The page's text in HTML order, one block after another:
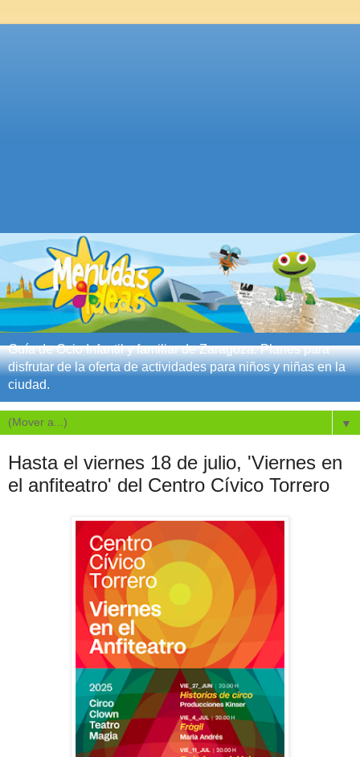
Guía de Ocio Infantil y familiar de Zaragoza. Planes para
disfrutar de la oferta de actividades para niños y niñas en la
ciudad.
▼
Hasta el viernes 18 de julio, 'Viernes en
el anfiteatro' del Centro Cívico Torrero